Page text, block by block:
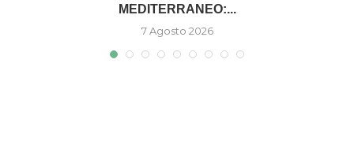
MEDITERRANEO:...
7 Agosto 2026